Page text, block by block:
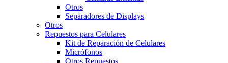
Otros
Separadores de Displays
Otros
Repuestos para Celulares
Kit de Reparación de Celulares
Micrófonos
Otros Repuestos